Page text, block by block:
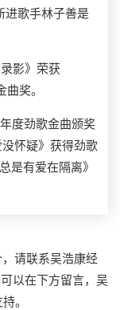
进歌手林子善是
影》荣获
奖。
度劲歌金曲颁奖
怀疑》获得劲歌
是有爱在隔离》
请联系吴浩康经
以在下方留言，吴
。